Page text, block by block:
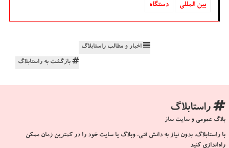
بین المللی
دستگاه
اخبار و مطالب راستابلاگ
بازگشت به راستابلاگ
راستابلاگ
بلاگ عمومی و سایت ساز
با راستابلاگ، بدون نیاز به دانش فنی، وبلاگ یا سایت خود را در کمترین زمان ممکن
راه‌اندازی کنید